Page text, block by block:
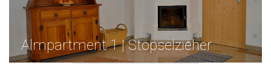
Almpartment 1 | Stopselzieher